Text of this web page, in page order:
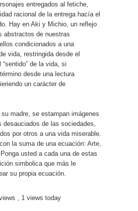
entregados al fetiche,
racional de la entrega hacía el
Hay en Aki y Michio, un reflejo
abstractos de nuestras
condicionados a una
vida, restringida desde el
de la vida, si
desde una lectura
un carácter de
madre, se estampan imágenes
desauciados de las sociedades,
por otros a una vida miserable.
la suma de una ecuación: Arte,
usted a cada una de estas
simbolica que más le
su propia ecuación.
, 1 views today